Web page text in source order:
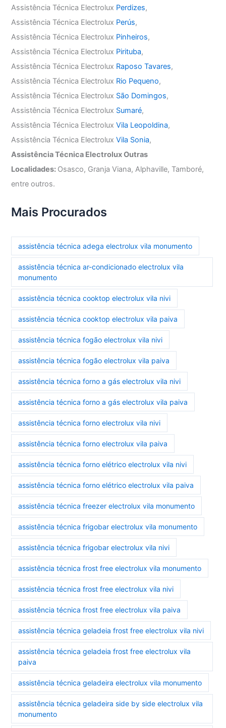
Assistência Técnica Electrolux Perdizes,
Assistência Técnica Electrolux Perús,
Assistência Técnica Electrolux Pinheiros,
Assistência Técnica Electrolux Pirituba,
Assistência Técnica Electrolux Raposo Tavares,
Assistência Técnica Electrolux Rio Pequeno,
Assistência Técnica Electrolux São Domingos,
Assistência Técnica Electrolux Sumaré,
Assistência Técnica ElectroluxVila Leopoldina,
Assistência Técnica ElectroluxVila Sonia,
Assistência Técnica Electrolux Outras
Localidades: Osasco, Granja Viana, Alphaville, Tamboré,
entre outros.
Mais Procurados
assistência técnica adega electrolux vila monumento
assistência técnica ar-condicionado electrolux vila
monumento
assistência técnica cooktop electrolux vila nivi
assistência técnica cooktop electrolux vila paiva
assistência técnica fogão electrolux vila nivi
assistência técnica fogão electrolux vila paiva
assistência técnica forno a gás electrolux vila nivi
assistência técnica forno a gás electrolux vila paiva
assistência técnica forno electrolux vila nivi
assistência técnica forno electrolux vila paiva
assistência técnica forno elétrico electrolux vila nivi
assistência técnica forno elétrico electrolux vila paiva
assistência técnica freezer electrolux vila monumento
assistência técnica frigobar electrolux vila monumento
assistência técnica frigobar electrolux vila nivi
assistência técnica frost free electrolux vila monumento
assistência técnica frost free electrolux vila nivi
assistência técnica frost free electrolux vila paiva
assistência técnica geladeia frost free electrolux vila nivi
assistência técnica geladeia frost free electrolux vila
paiva
assistência técnica geladeira electrolux vila monumento
assistência técnica geladeira side by side electrolux vila
monumento